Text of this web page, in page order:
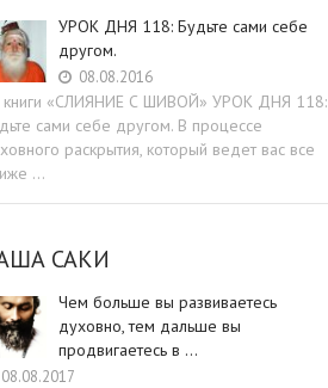
УРОК ДНЯ 118: Будьте cами cебе
другом.
08.08.2016
книги «СЛИЯНИЕ С ШИВОЙ» УРОК ДНЯ 118:
cами cебе другом. В процессе
раскрытия, который ведет вас все
…
САКИ
Чем больше вы развиваетесь
духовно, тем дальше вы
продвигаетесь в …
08.08.2017